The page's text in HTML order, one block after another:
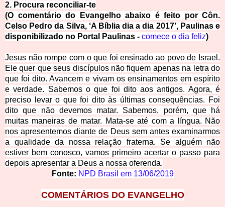
2. Procura reconciliar-te
(O comentário do Evangelho abaixo é feito por Côn.
Celso Pedro da Silva, ‘A Bíblia dia a dia 2017’, Paulinas e
disponibilizado no Portal Paulinas - comece o dia feliz)
Jesus não rompe com o que foi ensinado ao povo de Israel.
Ele quer que seus discípulos não fiquem apenas na letra do
que foi dito. Avancem e vivam os ensinamentos em espírito
e verdade. Sabemos o que foi dito aos antigos. Agora, é
preciso levar o que foi dito às últimas consequências. Foi
dito que não devemos matar. Sabemos, porém, que há
muitas maneiras de matar. Mata-se até com a língua. Não
nos apresentemos diante de Deus sem antes examinarmos
a qualidade da nossa relação fraterna. Se alguém não
estiver bem conosco, vamos primeiro acertar o passo para
depois apresentar a Deus a nossa oferenda.
Fonte: NPD Brasil em 13/06/2019
COMENTÁRIOS DO EVANGELHO